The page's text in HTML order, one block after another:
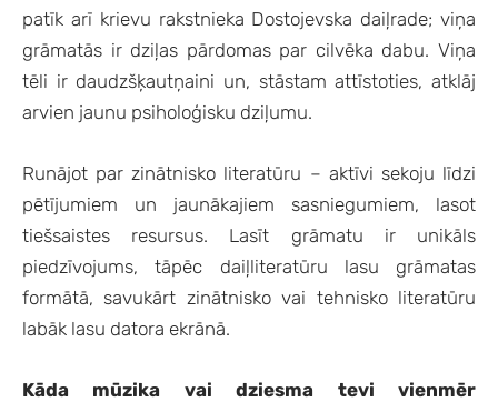
patīk arī krievu rakstnieka Dostojevska daiļrade; viņa
grāmatās ir dziļas pārdomas par cilvēka dabu. Viņa
tēli ir daudzšķautņaini un, stāstam attīstoties, atklāj
arvien jaunu psiholoģisku dziļumu.
Runājot par zinātnisko literatūru – aktīvi sekoju līdzi
pētījumiem un jaunākajiem sasniegumiem, lasot
tiešsaistes resursus. Lasīt grāmatu ir unikāls
piedzīvojums, tāpēc daiļliteratūru lasu grāmatas
formātā, savukārt zinātnisko vai tehnisko literatūru
labāk lasu datora ekrānā.
Kāda mūzika vai dziesma tevi vienmēr